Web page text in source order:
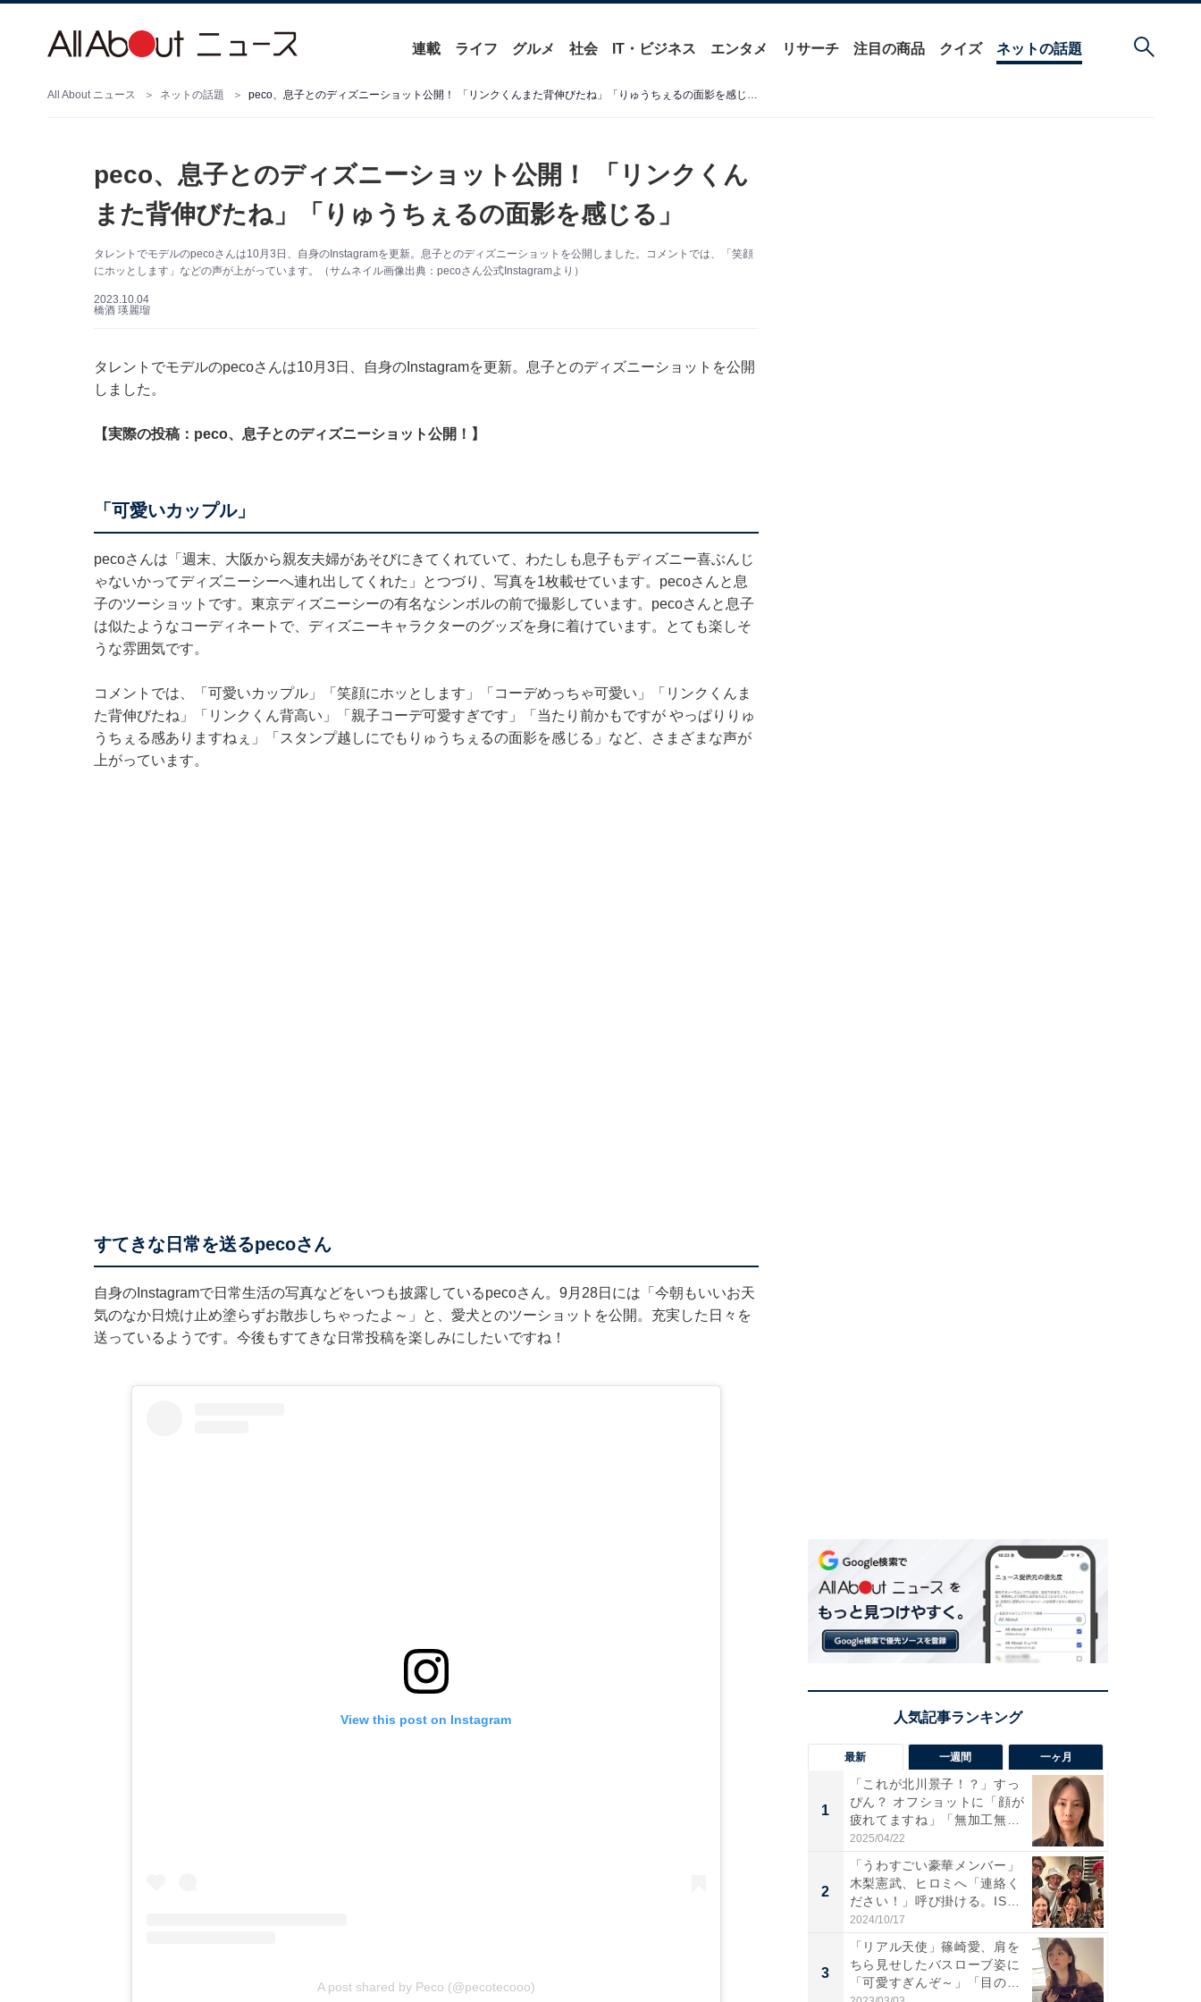
連載 ライフ グルメ 社会 IT・ビジネス エンタメ リサーチ 注目の商品 クイズ ネットの話題
All About ニュース ネットの話題 peco、息子とのディズニーショット公開！ 「リンクくんまた背伸びたね」「りゅうちぇるの面影を感じる」
peco、息子とのディズニーショット公開！ 「リンクくん
また背伸びたね」「りゅうちぇるの面影を感じる」
タレントでモデルのpecoさんは10月3日、自身のInstagramを更新。息子とのディズニーショットを公開しました。コメントでは、「笑顔
にホッとします」などの声が上がっています。（サムネイル画像出典：pecoさん公式Instagramより）
2023.10.04
橋酒 瑛麗瑠
タレントでモデルのpecoさんは10月3日、自身のInstagramを更新。息子とのディズニーショットを公開
しました。
【実際の投稿：peco、息子とのディズニーショット公開！】
「可愛いカップル」
pecoさんは「週末、大阪から親友夫婦があそびにきてくれていて、わたしも息子もディズニー喜ぶんじ
ゃないかってディズニーシーへ連れ出してくれた」とつづり、写真を1枚載せています。pecoさんと息
子のツーショットです。東京ディズニーシーの有名なシンボルの前で撮影しています。pecoさんと息子
は似たようなコーディネートで、ディズニーキャラクターのグッズを身に着けています。とても楽しそ
うな雰囲気です。
コメントでは、「可愛いカップル」「笑顔にホッとします」「コーデめっちゃ可愛い」「リンクくんま
た背伸びたね」「リンクくん背高い」「親子コーデ可愛すぎです」「当たり前かもですが やっぱりりゅ
うちぇる感ありますねぇ」「スタンプ越しにでもりゅうちぇるの面影を感じる」など、さまざまな声が
上がっています。
すてきな日常を送るpecoさん
自身のInstagramで日常生活の写真などをいつも披露しているpecoさん。9月28日には「今朝もいいお天
気のなか日焼け止め塗らずお散歩しちゃったよ～」と、愛犬とのツーショットを公開。充実した日々を
送っているようです。今後もすてきな日常投稿を楽しみにしたいですね！
View this post on Instagram
A post shared by Peco (@pecotecooo)
最新 一週間 一ヶ月
1
「これが北川景子！？」すっ
ぴん？ オフショットに「顔が
疲れてますね」「無加工無
表...
2025/04/22
2
「うわすごい豪華メンバー」
木梨憲武、ヒロミへ「連絡く
ださい！」呼び掛ける。IS
S...
2024/10/17
3
「リアル天使」篠崎愛、肩を
ちら見せしたバスローブ姿に
「可愛すぎんぞ～」「目の表